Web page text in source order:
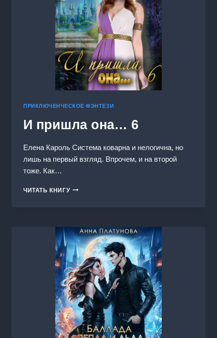
ПРИКЛЮЧЕНЧЕСКОЕ ФЭНТЕЗИ
И пришла она… 6
Елена Кароль Система коварна и нелогична, но
лишь на первый взгляд. Впрочем, и на второй
тоже. Как…
ЧИТАТЬ КНИГУИ